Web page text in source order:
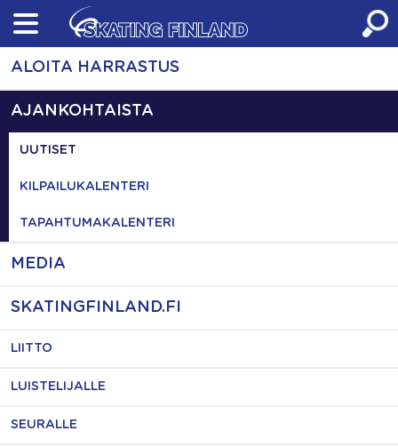
Skip
content
ALOITA HARRASTUS
AJANKOHTAISTA
UUTISET
KILPAILUKALENTERI
TAPAHTUMAKALENTERI
MEDIA
SKATINGFINLAND.FI
LIITTO
LUISTELIJALLE
SEURALLE